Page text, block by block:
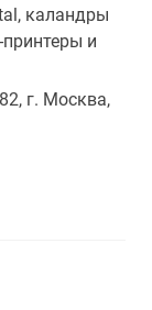
каландры
принтеры и
г. Москва,